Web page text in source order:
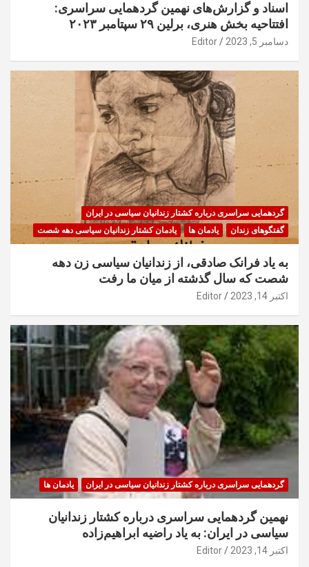
اسناد و گزارش‌های نهمین گردهمایی سراسری:
افتتاحیه بخش هنری، برلین ۲۹ سپتامبر ۲۰۲۳
دسامبر 5, 2023 Editor
گردهمایی سراسری درباره کشتار زندانیان سیاسی در ایران
گفتگوهای زندان
یادمان ها یادمان کشتار زندانیان سیاسی دهه شصت
به یاد فرانک صادقی، از زندانیان سیاسی زن دهه
شصت که سال گذشته از میان ما رفت
اکتبر 14, 2023 Editor
گردهمایی سراسری درباره کشتار زندانیان سیاسی در ایران یادمان ها
نهمین گردهمایی سراسری درباره کشتار زندانیان
سیاسی در ایران: به یاد راضیه ابراهیم‌زاده
اکتبر 14, 2023 Editor